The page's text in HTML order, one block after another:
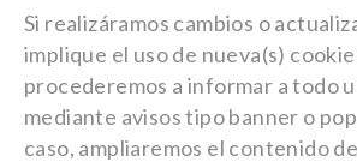
Si realizáramos cambios o
implique el uso de nueva(s)
procederemos a informar a todo
mediante avisos tipo banner o
caso, ampliaremos el contenido